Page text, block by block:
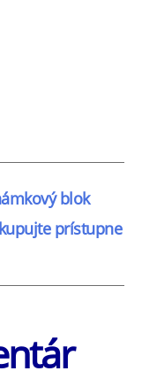
blok
prístupne